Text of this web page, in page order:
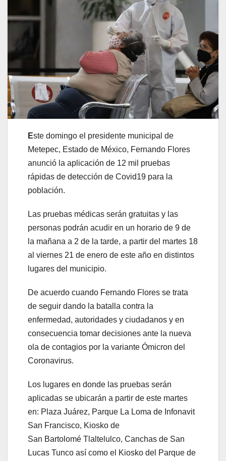
Este domingo el presidente municipal de
Metepec, Estado de México, Fernando Flores
anunció la aplicación de 12 mil pruebas
rápidas de detección de Covid19 para la
población.
Las pruebas médicas serán gratuitas y las
personas podrán acudir en un horario de 9 de
la mañana a 2 de la tarde, a partir del martes 18
al viernes 21 de enero de este año en distintos
lugares del municipio.
De acuerdo cuando Fernando Flores se trata
de seguir dando la batalla contra la
enfermedad, autoridades y ciudadanos y en
consecuencia tomar decisiones ante la nueva
ola de contagios por la variante Ómicron del
Coronavirus.
Los lugares en donde las pruebas serán
aplicadas se ubicarán a partir de este martes
en: Plaza Juárez, Parque La Loma de Infonavit
San Francisco, Kiosko de
San Bartolomé Tlaltelulco, Canchas de San
Lucas Tunco así como el Kiosko del Parque de